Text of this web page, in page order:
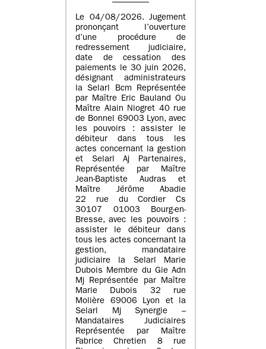
Le 04/08/2026. Jugement
prononçant l’ouverture
d’une procédure de
redressement judiciaire,
date de cessation des
paiements le 30 juin 2026,
désignant administrateurs
la Selarl Bcm Représentée
par Maître Eric Bauland Ou
Maître Alain Niogret 40 rue
de Bonnel 69003 Lyon, avec
les pouvoirs : assister le
débiteur dans tous les
actes concernant la gestion
et Selarl Aj Partenaires,
Représentée par Maître
Jean-Baptiste Audras et
Maître Jérôme Abadie
22 rue du Cordier Cs
30107 01003 Bourg-en-
Bresse, avec les pouvoirs :
assister le débiteur dans
tous les actes concernant la
gestion, mandataire
judiciaire la Selarl Marie
Dubois Membre du Gie Adn
Mj Représentée par Maître
Marie Dubois 32 rue
Molière 69006 Lyon et la
Selarl Mj Synergie –
Mandataires Judiciaires
Représentée par Maître
Fabrice Chretien 8 rue